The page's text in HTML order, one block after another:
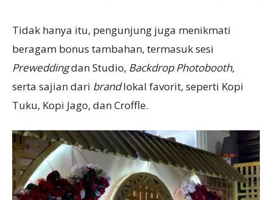
Tidak hanya itu, pengunjung juga menikmati
beragam bonus tambahan, termasuk sesi
Preweddingdan Studio, Backdrop Photobooth,
serta sajian dari brandlokal favorit, seperti Kopi
Tuku, Kopi Jago, dan Croffle.